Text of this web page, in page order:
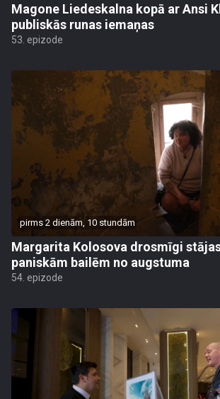
Magone Liedeskalna kopā ar Ansi
publiskās runas iemaņas
53. epizode
pirms 2 dienām, 10 stundām
Margarita Kolosova drosmīgi
paniskām bailēm no augstuma
54. epizode